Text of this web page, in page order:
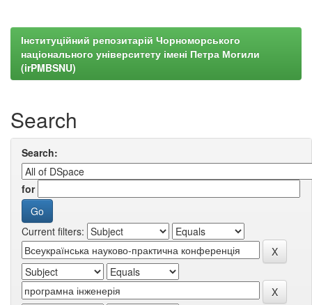
Інституційний репозитарій Чорноморського
національного університету імені Петра Могили
(irPMBSNU)
Search
Search:
for
Current filters: